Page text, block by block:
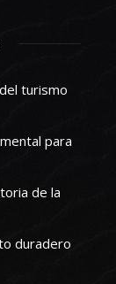
turismo
para
de la
duradero